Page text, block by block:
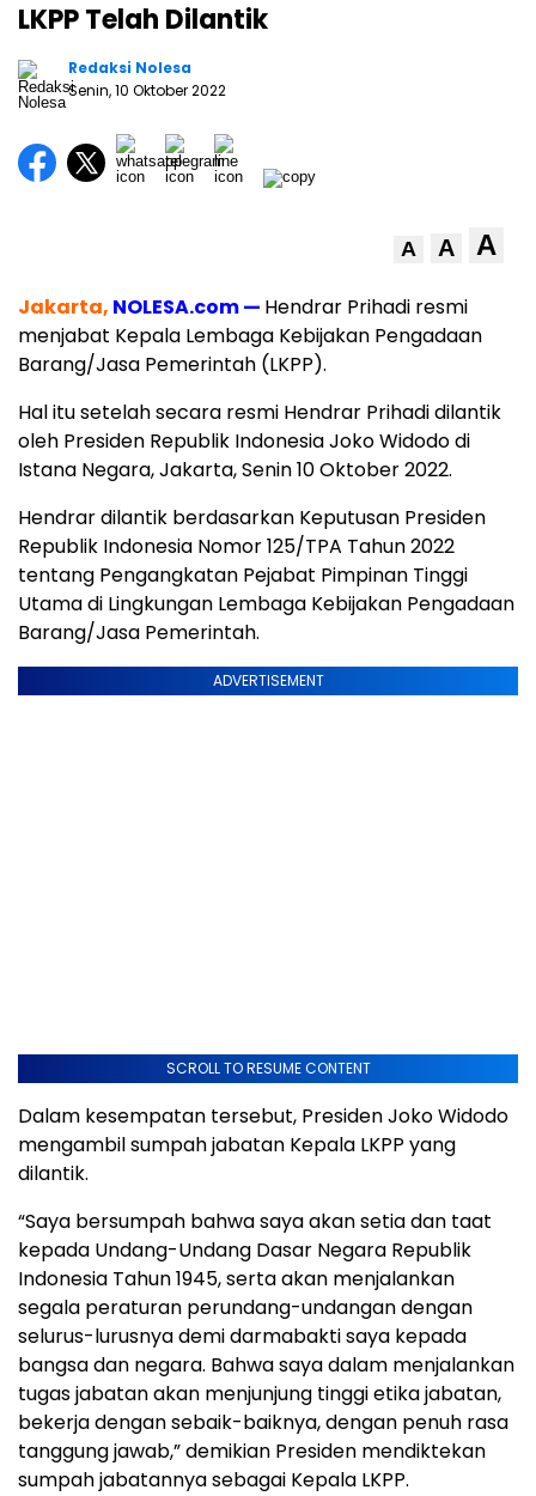
LKPP Telah Dilantik
Redaksi Nolesa
Senin, 10 Oktober 2022
A A A
Jakarta, NOLESA.com — Hendrar Prihadi resmi
menjabat Kepala Lembaga Kebijakan Pengadaan
Barang/Jasa Pemerintah (LKPP).
Hal itu setelah secara resmi Hendrar Prihadi dilantik
oleh Presiden Republik Indonesia Joko Widodo di
Istana Negara, Jakarta, Senin 10 Oktober 2022.
Hendrar dilantik berdasarkan Keputusan Presiden
Republik Indonesia Nomor 125/TPA Tahun 2022
tentang Pengangkatan Pejabat Pimpinan Tinggi
Utama di Lingkungan Lembaga Kebijakan Pengadaan
Barang/Jasa Pemerintah.
ADVERTISEMENT
SCROLL TO RESUME CONTENT
Dalam kesempatan tersebut, Presiden Joko Widodo
mengambil sumpah jabatan Kepala LKPP yang
dilantik.
“Saya bersumpah bahwa saya akan setia dan taat
kepada Undang-Undang Dasar Negara Republik
Indonesia Tahun 1945, serta akan menjalankan
segala peraturan perundang-undangan dengan
selurus-lurusnya demi darmabakti saya kepada
bangsa dan negara. Bahwa saya dalam menjalankan
tugas jabatan akan menjunjung tinggi etika jabatan,
bekerja dengan sebaik-baiknya, dengan penuh rasa
tanggung jawab,” demikian Presiden mendiktekan
sumpah jabatannya sebagai Kepala LKPP.